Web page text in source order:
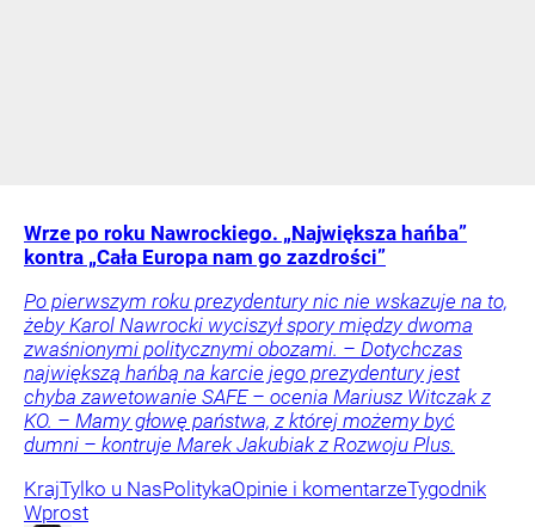
Wrze po roku Nawrockiego. „Największa hańba”
kontra „Cała Europa nam go zazdrości”
Po pierwszym roku prezydentury nic nie wskazuje na to,
żeby Karol Nawrocki wyciszył spory między dwoma
zwaśnionymi politycznymi obozami. – Dotychczas
największą hańbą na karcie jego prezydentury jest
chyba zawetowanie SAFE – ocenia Mariusz Witczak z
KO. – Mamy głowę państwa, z której możemy być
dumni – kontruje Marek Jakubiak z Rozwoju Plus.
KrajTylko u NasPolitykaOpinie i komentarzeTygodnik
Wprost